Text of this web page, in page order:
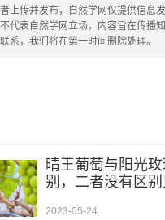
上传并发布，自然学网仅提供信息
代表自然学网立场，内容旨在传播
系，我们将在第一时间删除处理。
晴王葡萄与阳光
别，二者没有区
2023-05-24